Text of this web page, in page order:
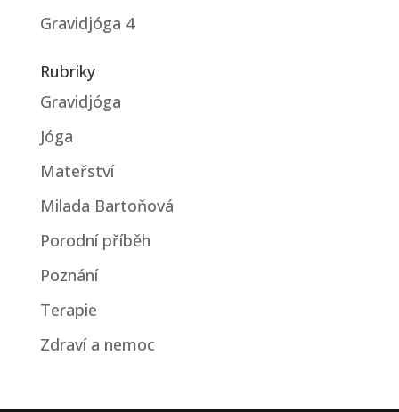
Gravidjóga 4
Rubriky
Gravidjóga
Jóga
Mateřství
Milada Bartoňová
Porodní příběh
Poznání
Terapie
Zdraví a nemoc